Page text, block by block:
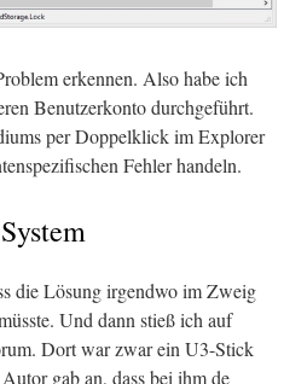
erkennen. Also habe ich
Benutzerkonto durchgeführt.
per Doppelklick im Explorer
Fehler handeln.
die Lösung irgendwo im Zweig
Und dann stieß ich auf
Dort war zwar ein U3-Stick
gab an, dass bei ihm de